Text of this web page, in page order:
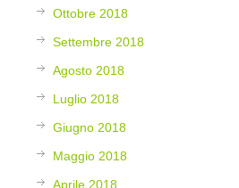
Ottobre 2018
Settembre 2018
Agosto 2018
Luglio 2018
Giugno 2018
Maggio 2018
Aprile 2018